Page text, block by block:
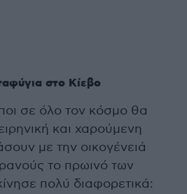
στο Κίεβο
σε όλο τον κόσμο θα
και χαρούμενη
με την οικογένειά
το πρωινό των
πολύ διαφορετικά: